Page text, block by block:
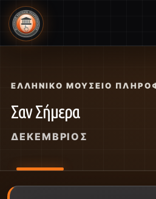
ΕΛΛΗΝΙΚΌ ΜΟΥΣΕΊΟ
Σαν Σήμερα
ΔΕΚΈΜΒΡΙΟΣ